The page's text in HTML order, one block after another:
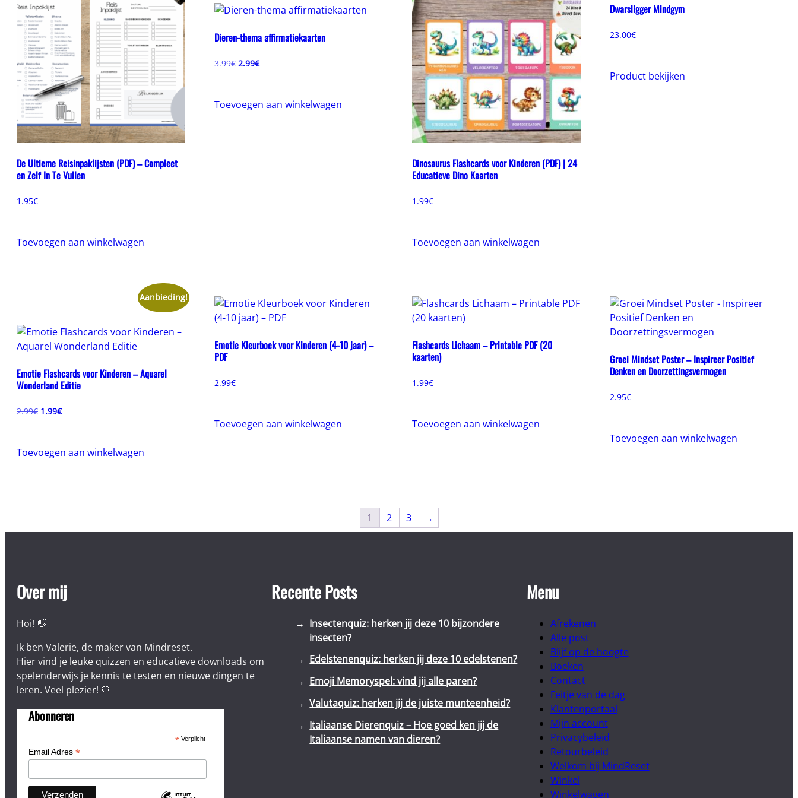
De Ultieme Reisinpaklijsten (PDF) – Compleet
en Zelf In Te Vullen
1.95€
Toevoegen aan winkelwagen
Dieren-thema affirmatiekaarten
3.99€ Oorspronkelijke
2.99€Huidige
Toevoegen aan winkelwagen
Dinosaurus Flashcards voor Kinderen (PDF) | 24
Educatieve Dino Kaarten
1.99€
Toevoegen aan winkelwagen
Dwarsligger Mindgym
23.00€
Product bekijken
Aanbieding!
Emotie Flashcards voor Kinderen – Aquarel
Wonderland Editie
2.99€ Oorspronkelijke
1.99€Huidige
Toevoegen aan winkelwagen
Emotie Kleurboek voor Kinderen (4-10 jaar) –
PDF
2.99€
Toevoegen aan winkelwagen
Flashcards Lichaam – Printable PDF (20
kaarten)
1.99€
Toevoegen aan winkelwagen
Groei Mindset Poster – Inspireer Positief
Denken en Doorzettingsvermogen
2.95€
Toevoegen aan winkelwagen
1 2 3 →
Over mij
Hoi! 👋
Ik ben Valerie, de maker van Mindreset.
Hier vind je leuke quizzen en educatieve downloads om
spelenderwijs je kennis te testen en nieuwe dingen te
leren. Veel plezier! 🤍
Abonneren
*Verplicht
Email Adres *
Recente Posts
Insectenquiz: herken jij deze 10 bijzondere
insecten?
Edelstenenquiz: herken jij deze 10 edelstenen?
Emoji Memoryspel: vind jij alle paren?
Valutaquiz: herken jij de juiste munteenheid?
Italiaanse Dierenquiz – Hoe goed ken jij de
Italiaanse namen van dieren?
Menu
Afrekenen
Alle post
Blijf op de hoogte
Boeken
Contact
Feitje van de dag
Klantenportaal
Mijn account
Privacybeleid
Retourbeleid
Welkom bij MindReset
Winkel
Winkelwagen